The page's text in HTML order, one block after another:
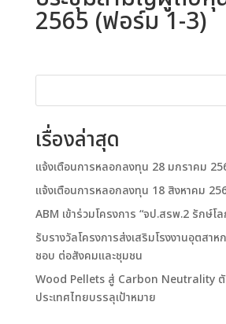
2565 (ฟอร์ม 1-3)
เรื่องล่าสุด
แจ้งเตือนการหลอกลงทุน 28 มกราคม
แจ้งเตือนการหลอกลงทุน 18 สิงหาคม
ABM เข้าร่วมโครงการ “จป.สรพ.2 รักษ์โ
รับรางวัลโครงการส่งเสริมโรงงานอุตสา
ชอบ ต่อสังคมและชุมชน
Wood Pellets สู่ Carbon Neutrality ตั
ประเทศไทยบรรลุเป้าหมาย